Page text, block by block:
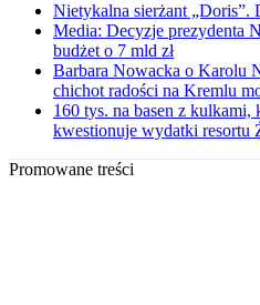
Nietykalna sierżant
Media: Decyzje prezydenta
budżet o 7 mld zł
Barbara Nowacka o Karolu
chichot radości na Kremlu
160 tys. na basen z
kwestionuje wydatki resortu
Promowane treści